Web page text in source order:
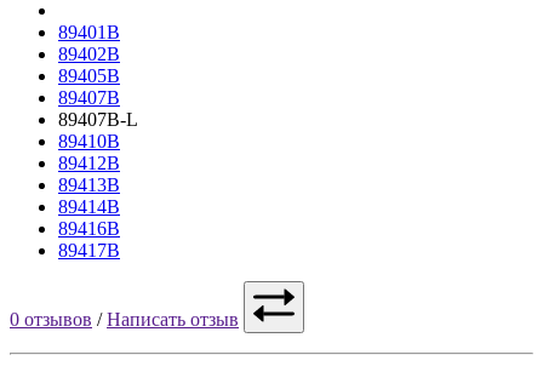
89401B
89402B
89405B
89407B
89407B-L
89410B
89412B
89413B
89414B
89416B
89417B
0 отзывов /Написать отзыв